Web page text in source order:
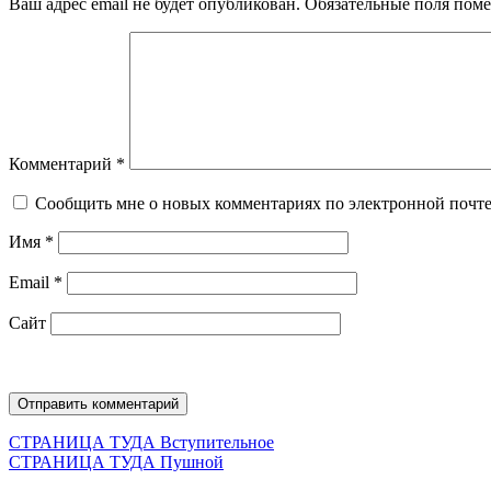
Комментарий *
Сообщить мне о новых комментариях по электронной почте
Имя *
Email *
Сайт
Навигация
по
СТРАНИЦА ТУДА Предыдущая
запись:
Вступительное
СТРАНИЦА ТУДА Следующая
Пушной